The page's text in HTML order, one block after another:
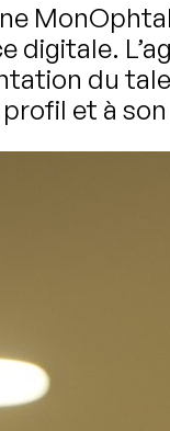
digitale.
du
et à